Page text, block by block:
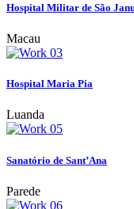
Hospital Militar de São
Macau
Hospital Maria Pia
Luanda
Sanatório de Sant’Ana
Parede